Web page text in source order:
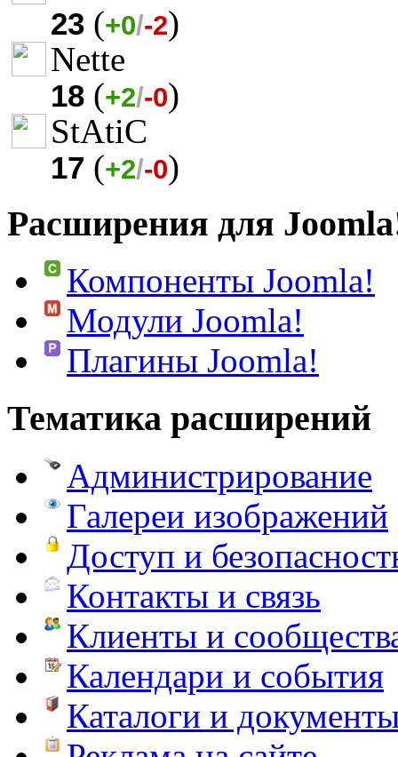
23 (+0/-2)
Nette
18 (+2/-0)
StAtiC
17 (+2/-0)
Расширения для
Компоненты Joomla!
Модули Joomla!
Плагины Joomla!
Тематика расширений
Администрирование
Галереи изображений
Доступ и
Контакты и связь
Клиенты и
Календари и события
Каталоги и